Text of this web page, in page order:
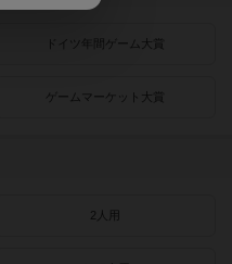
ドイツ年間ゲーム大賞
ゲームマーケット大賞
2人用